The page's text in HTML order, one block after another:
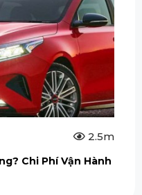
2.5m
Chi Phí Vận Hành